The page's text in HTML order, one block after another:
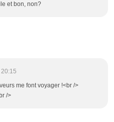
et bon, non?
me font voyager !<br />
/>